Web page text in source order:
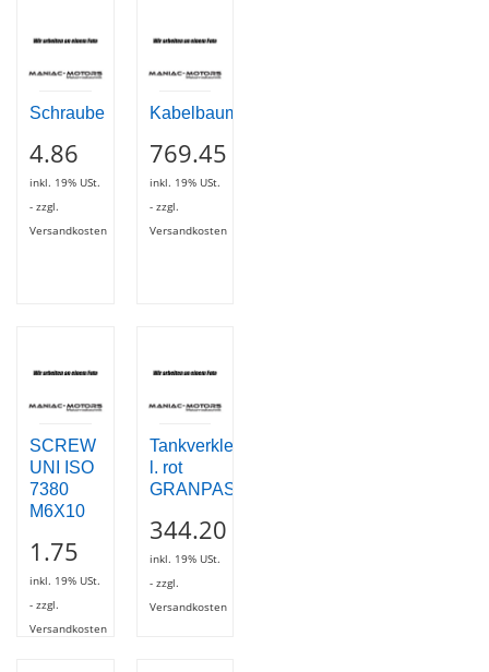
Schraube
4.86
inkl. 19% USt.
- zzgl.
Versandkosten
Kabelbaum
769.45
inkl. 19% USt.
- zzgl.
Versandkosten
SCREW
UNI ISO
7380
M6X10
1.75
inkl. 19% USt.
- zzgl.
Versandkosten
Tankverkleidung
l. rot
GRANPASSO
344.20
inkl. 19% USt.
- zzgl.
Versandkosten